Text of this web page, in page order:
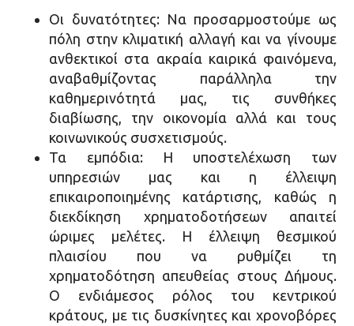
Οι δυνατότητες: Να προσαρμοστούμε ως
πόλη στην κλιματική αλλαγή και να γίνουμε
ανθεκτικοί στα ακραία καιρικά φαινόμενα,
αναβαθμίζοντας παράλληλα την
καθημερινότητά μας, τις συνθήκες
διαβίωσης, την οικονομία αλλά και τους
κοινωνικούς συσχετισμούς.
Τα εμπόδια: Η υποστελέχωση των
υπηρεσιών μας και η έλλειψη
επικαιροποιημένης κατάρτισης, καθώς η
διεκδίκηση χρηματοδοτήσεων απαιτεί
ώριμες μελέτες. Η έλλειψη θεσμικού
πλαισίου που να ρυθμίζει τη
χρηματοδότηση απευθείας στους Δήμους.
Ο ενδιάμεσος ρόλος του κεντρικού
κράτους, με τις δυσκίνητες και χρονοβόρες